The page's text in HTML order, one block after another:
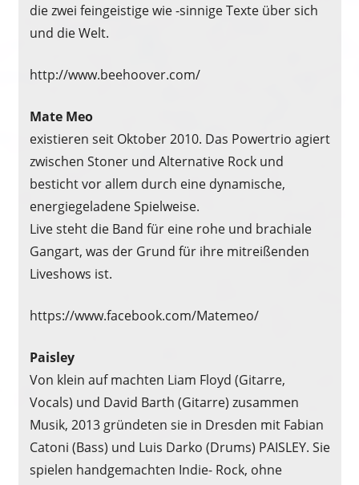
die zwei feingeistige wie -sinnige Texte über sich
und die Welt.
http://www.beehoover.com/
Mate Meo
existieren seit Oktober 2010. Das Powertrio agiert
zwischen Stoner und Alternative Rock und
besticht vor allem durch eine dynamische,
energiegeladene Spielweise.
Live steht die Band für eine rohe und brachiale
Gangart, was der Grund für ihre mitreißenden
Liveshows ist.
https://www.facebook.com/Matemeo/
Paisley
Von klein auf machten Liam Floyd (Gitarre,
Vocals) und David Barth (Gitarre) zusammen
Musik, 2013 gründeten sie in Dresden mit Fabian
Catoni (Bass) und Luis Darko (Drums) PAISLEY. Sie
spielen handgemachten Indie- Rock, ohne